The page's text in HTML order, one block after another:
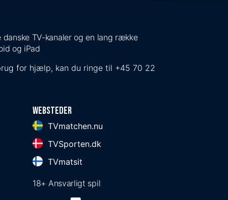
TV-kanaler og en lang række
og iPad
for hjælp, kan du ringe til +45 70 22
Websteder
TVmatchen.nu
TVSporten.dk
TVmatsit
18+ Ansvarligt spil